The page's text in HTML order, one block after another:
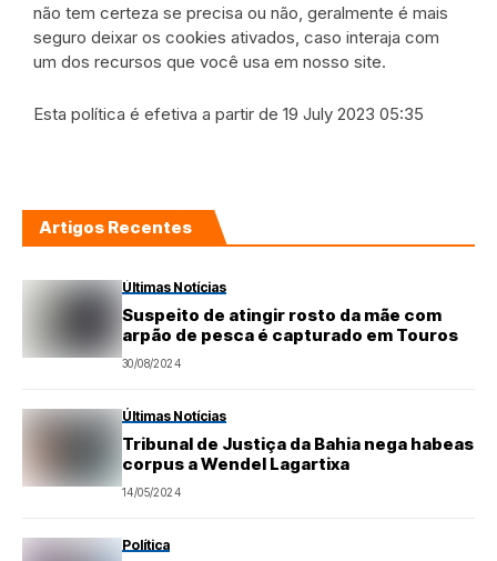
não tem certeza se precisa ou não, geralmente é mais
seguro deixar os cookies ativados, caso interaja com
um dos recursos que você usa em nosso site.
Esta política é efetiva a partir de 19 July 2023 05:35
Artigos Recentes
Últimas Notícias
Suspeito de atingir rosto da mãe com
arpão de pesca é capturado em Touros
30/08/2024
Últimas Notícias
Tribunal de Justiça da Bahia nega habeas
corpus a Wendel Lagartixa
14/05/2024
Política